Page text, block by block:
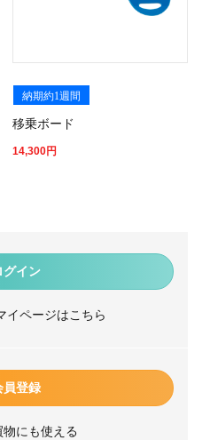
グイン
イページはこちら
員登録
にも使える
納期約1週間
移乗ボード
14,300円